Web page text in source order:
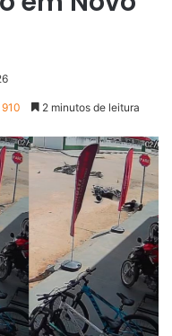
910 2 minutos de leitura